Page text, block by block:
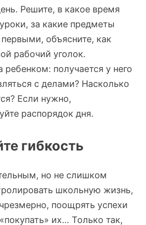
Решите, в какое время
за какие предметы
первыми, объясните, как
рабочий уголок.
ребенком: получается у него
с делами? Насколько
Если нужно,
распорядок дня.
гибкость
но не слишком
школьную жизнь,
поощрять успехи
их… Только так,